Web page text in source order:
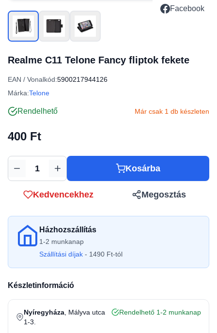
Facebook
Realme C11 Telone Fancy fliptok fekete
EAN / Vonalkód:5900217944126
Márka:Telone
Rendelhető Már csak 1 db készleten
400 Ft
Mennyiség Kosárba
Kedvencekhez Megosztás
Házhozszállítás
1-2 munkanap
Szállítási díjak - 1490 Ft-tól
Készletinformáció
Nyíregyháza , Mályva utca
1-3.
Rendelhető 1-2 munkanap